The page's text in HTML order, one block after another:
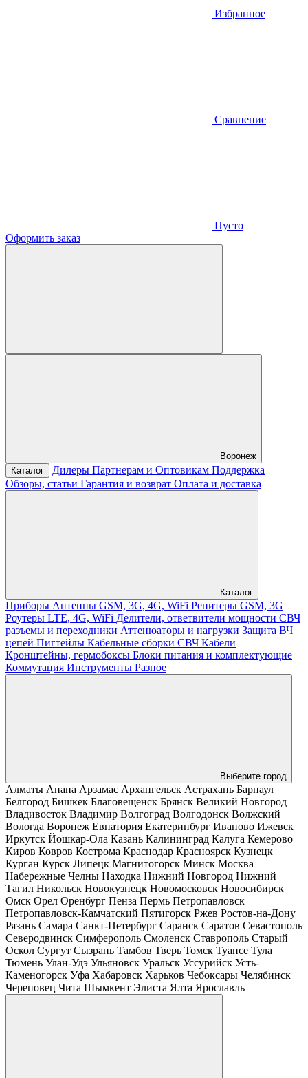
Избранное
Сравнение
Пусто
Оформить заказ
Воронеж
Каталог
Дилеры Партнерам и Оптовикам Поддержка
Обзоры, статьи Гарантия и возврат Оплата и доставка
Каталог
Приборы Антенны GSM, 3G, 4G, WiFi Репитеры GSM, 3G
Роутеры LTE, 4G, WiFi Делители, ответвители мощности СВЧ
разъемы и переходники Аттенюаторы и нагрузки Защита ВЧ
цепей Пигтейлы Кабельные сборки СВЧ Кабели
Кронштейны, гермобоксы Блоки питания и комплектующие
Коммутация Инструменты Разное
Выберите город
Алматы Анапа Арзамас Архангельск Астрахань Барнаул
Белгород Бишкек Благовещенск Брянск Великий Новгород
Владивосток Владимир Волгоград Волгодонск Волжский
Вологда Воронеж Евпатория Екатеринбург Иваново Ижевск
Иркутск Йошкар-Ола Казань Калининград Калуга Кемерово
Киров Ковров Кострома Краснодар Красноярск Кузнецк
Курган Курск Липецк Магнитогорск Минск Москва
Набережные Челны Находка Нижний Новгород Нижний
Тагил Никольск Новокузнецк Новомосковск Новосибирск
Омск Орел Оренбург Пенза Пермь Петропавловск
Петропавловск-Камчатский Пятигорск Ржев Ростов-на-Дону
Рязань Самара Санкт-Петербург Саранск Саратов Севастополь
Северодвинск Симферополь Смоленск Ставрополь Старый
Оскол Сургут Сызрань Тамбов Тверь Томск Туапсе Тула
Тюмень Улан-Удэ Ульяновск Уральск Уссурийск Усть-
Каменогорск Уфа Хабаровск Харьков Чебоксары Челябинск
Череповец Чита Шымкент Элиста Ялта Ярославль